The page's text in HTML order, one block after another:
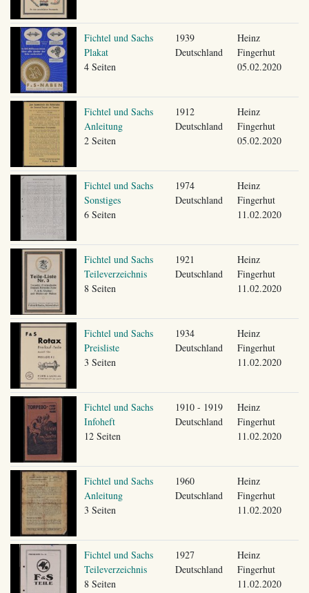
Fichtel und Sachs
Plakat
4 Seiten
1939
Deutschland
Heinz
Fingerhut
05.02.2020
Fichtel und Sachs
Anleitung
2 Seiten
1912
Deutschland
Heinz
Fingerhut
05.02.2020
Fichtel und Sachs
Sonstiges
6 Seiten
1974
Deutschland
Heinz
Fingerhut
11.02.2020
Fichtel und Sachs
Teileverzeichnis
8 Seiten
1921
Deutschland
Heinz
Fingerhut
11.02.2020
Fichtel und Sachs
Preisliste
3 Seiten
1934
Deutschland
Heinz
Fingerhut
11.02.2020
Fichtel und Sachs
Infoheft
12 Seiten
1910 - 1919
Deutschland
Heinz
Fingerhut
11.02.2020
Fichtel und Sachs
Anleitung
3 Seiten
1960
Deutschland
Heinz
Fingerhut
11.02.2020
Fichtel und Sachs
Teileverzeichnis
8 Seiten
1927
Deutschland
Heinz
Fingerhut
11.02.2020